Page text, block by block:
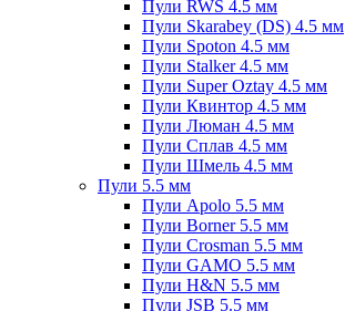
Пули RWS 4.5 мм
Пули Skarabey (DS) 4.5 мм
Пули Spoton 4.5 мм
Пули Stalker 4.5 мм
Пули Super Oztay 4.5 мм
Пули Квинтор 4.5 мм
Пули Люман 4.5 мм
Пули Сплав 4.5 мм
Пули Шмель 4.5 мм
Пули 5.5 мм
Пули Apolo 5.5 мм
Пули Borner 5.5 мм
Пули Crosman 5.5 мм
Пули GAMO 5.5 мм
Пули H&N 5.5 мм
Пули JSB 5.5 мм